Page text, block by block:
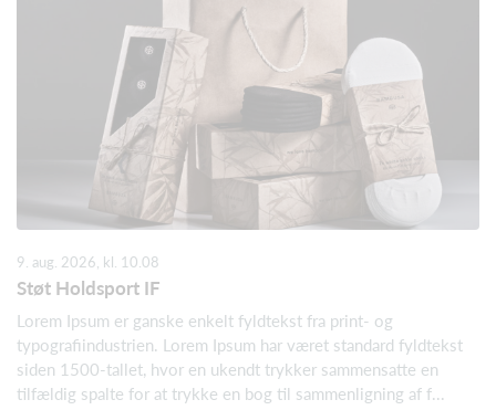
9. aug. 2026, kl. 10.08
Støt Holdsport IF
Lorem Ipsum er ganske enkelt fyldtekst fra print- og
typografiindustrien. Lorem Ipsum har været standard fyldtekst
siden 1500-tallet, hvor en ukendt trykker sammensatte en
tilfældig spalte for at trykke en bog til sammenligning af f...